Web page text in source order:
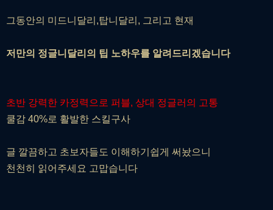
그동안의 미드니달리,탑니달리, 그리고 현재
저만의 정글니달리의 팁 노하우를 알려드리겠습니다
초반 강력한 카정력으로 퍼블, 상대 정글러의 고통
쿨감 40%로 활발한 스킬구사
글 깔끔하고 초보자들도 이해하기쉽게 써놨으니
천천히 읽어주세요 고맙습니다